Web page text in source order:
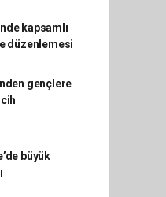
kapsamlı
düzenlemesi
gençlere
büyük